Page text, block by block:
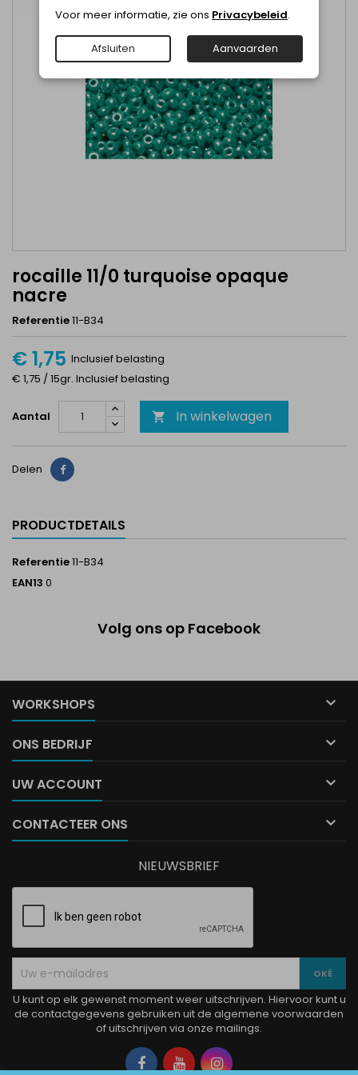
rocaille 11/0 turquoise opaque
nacre
Referentie11-B34
€ 1,75 Inclusief belasting
€ 1,75 / 15gr. Inclusief belasting
Aantal  In winkelwagen
Delen Delen
PRODUCTDETAILS
Referentie11-B34
EAN13 0
Volg ons op Facebook
WORKSHOPS 
ONS BEDRIJF 
UW ACCOUNT 
CONTACTEER ONS 
Voor meer informatie, zie ons Privacybeleid.
Afsluiten Aanvaarden
NIEUWSBRIEF
U kunt op elk gewenst moment weer uitschrijven. Hiervoor kunt u
de contactgegevens gebruiken uit de algemene voorwaarden
of uitschrijven via onze mailings.
Facebook
YouTubeInstagram